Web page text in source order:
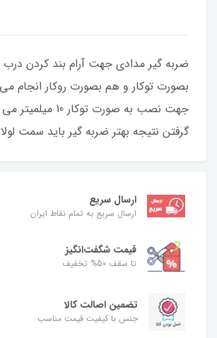
ضربه گیر مدادی جهت آرام بند کردن
بصورت توکار و هم بصورت روکار انجام
جهت نصب به صورت توکار
گرفتن نتیجه بهتر ضربه گیر باید سمت
ارسال سریع
ارسال سریع به تمام نقاط ایران
قیمت شگفت‌انگیز
تا سقف 50% تخفیف
تضمین اصالت کالا
جنس با کیفیت قیمت مناسب